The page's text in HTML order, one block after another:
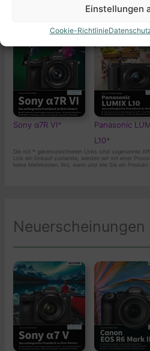
Einstellungen
Cookie-Richtlinie
Sony α7R VI*
Panasonic
L10*
Die mit * gekennzeichneten Links sind sogenannte
Link ein Einkauf zustande, werden wir mit einer
keine Mehrkosten. Wo, wann und wie Sie ein
Neuerscheinungen